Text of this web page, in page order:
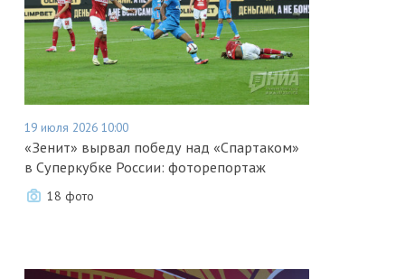
19 июля 2026 10:00
«Зенит» вырвал победу над «Спартаком»
в Суперкубке России: фоторепортаж
18 фото